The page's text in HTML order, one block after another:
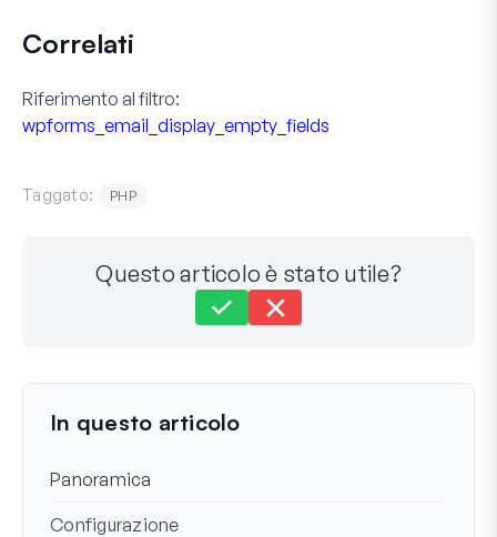
Correlati
Riferimento al filtro:
wpforms_email_display_empty_fields
Taggato: PHP
Questo articolo è stato utile?
Ultimo aggiornamento il 27 ott 2025
In questo articolo
Panoramica
Configurazione